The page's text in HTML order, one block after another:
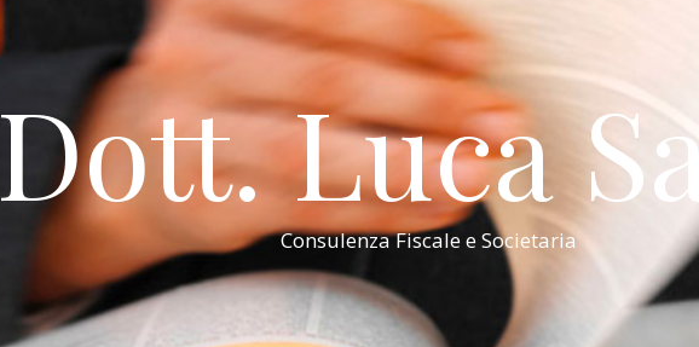
Dott. Luca
Consulenza Fiscale e Societaria